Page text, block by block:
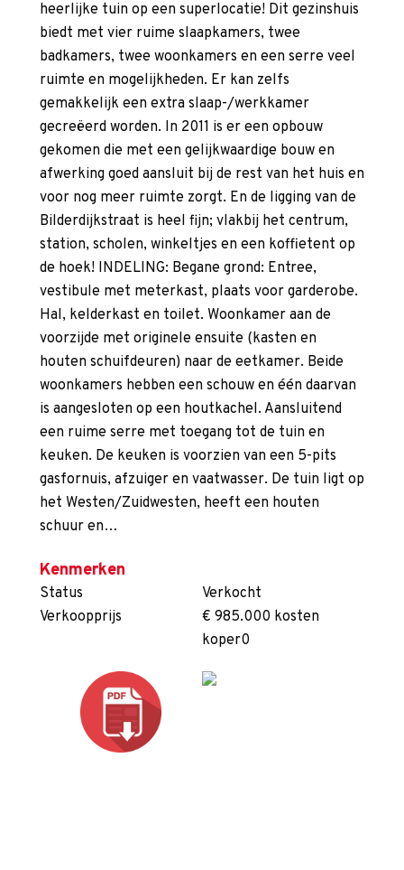
heerlijke tuin op een superlocatie! Dit gezinshuis
biedt met vier ruime slaapkamers, twee
badkamers, twee woonkamers en een serre veel
ruimte en mogelijkheden. Er kan zelfs
gemakkelijk een extra slaap-/werkkamer
gecreëerd worden. In 2011 is er een opbouw
gekomen die met een gelijkwaardige bouw en
afwerking goed aansluit bij de rest van het huis en
voor nog meer ruimte zorgt. En de ligging van de
Bilderdijkstraat is heel fijn; vlakbij het centrum,
station, scholen, winkeltjes en een koffietent op
de hoek! INDELING: Begane grond: Entree,
vestibule met meterkast, plaats voor garderobe.
Hal, kelderkast en toilet. Woonkamer aan de
voorzijde met originele ensuite (kasten en
houten schuifdeuren) naar de eetkamer. Beide
woonkamers hebben een schouw en één daarvan
is aangesloten op een houtkachel. Aansluitend
een ruime serre met toegang tot de tuin en
keuken. De keuken is voorzien van een 5-pits
gasfornuis, afzuiger en vaatwasser. De tuin ligt op
het Westen/Zuidwesten, heeft een houten
schuur en…
Kenmerken
Status
Verkocht
Verkoopprijs
€ 985.000 kosten
koper0